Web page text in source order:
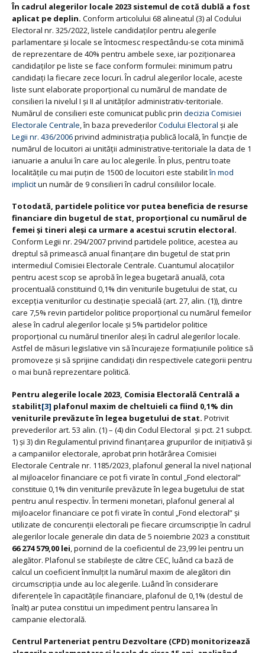
În cadrul alegerilor locale 2023 sistemul de cotă dublă a fost
aplicat pe deplin. Conform articolului 68 alineatul (3) al Codului
Electoral nr. 325/2022, listele candidaților pentru alegerile
parlamentare și locale se întocmesc respectându-se cota minimă
de reprezentare de 40% pentru ambele sexe, iar poziționarea
candidaților pe liste se face conform formulei: minimum patru
candidați la fiecare zece locuri. În cadrul alegerilor locale, aceste
liste sunt elaborate proporțional cu numărul de mandate de
consilieri la nivelul I și II al unităților administrativ-teritoriale.
Numărul de consilieri este comunicat public prin decizia Comisiei
Electorale Centrale, în baza prevederilorCodului Electoral și ale
Legii nr. 436/2006privind administrația publică locală, în funcție de
numărul de locuitori ai unității administrative-teritoriale la data de 1
ianuarie a anului în care au loc alegerile. În plus, pentru toate
localitățile cu mai puțin de 1500 de locuitori este stabilitîn mod
implicitun număr de 9 consilieri în cadrul consiliilor locale.
Totodată, partidele politice vor putea beneficia de resurse
financiare din bugetul de stat, proporțional cu numărul de
femei și tineri aleși ca urmare a acestui scrutin electoral.
Conform Legii nr. 294/2007 privind partidele politice, acestea au
dreptul să primească anual finanțare din bugetul de stat prin
intermediul Comisiei Electorale Centrale. Cuantumul alocațiilor
pentru acest scop se aprobă în legea bugetară anuală, cota
procentuală constituind 0,1% din veniturile bugetului de stat, cu
excepţia veniturilor cu destinaţie specială (art. 27, alin. (1)), dintre
care 7,5% revin partidelor politice proporțional cu numărul femeilor
alese în cadrul alegerilor locale și 5% partidelor politice
proporțional cu numărul tinerilor aleși în cadrul alegerilor locale.
Astfel de măsuri legislative vin să încurajeze formațiunile politice să
promoveze și să sprijine candidați din respectivele categorii pentru
o mai bună reprezentare politică.
Pentru alegerile locale 2023, Comisia Electorală Centrală a
stabilit[3] plafonul maxim de cheltuieli ca fiind 0,1% din
veniturile prevăzute în legea bugetului de stat. Potrivit
prevederilor art. 53 alin. (1) – (4) din Codul Electoral și pct. 21 subpct.
1) și 3) din Regulamentul privind finanțarea grupurilor de inițiativă și
a campaniilor electorale, aprobat prin hotărârea Comisiei
Electorale Centrale nr. 1185/2023, plafonul general la nivel național
al mijloacelor financiare ce pot fi virate în contul „Fond electoral”
constituie 0,1% din veniturile prevăzute în legea bugetului de stat
pentru anul respectiv. În termeni monetari, plafonul general al
mijloacelor financiare ce pot fi virate în contul „Fond electoral” și
utilizate de concurenții electorali pe fiecare circumscripție în cadrul
alegerilor locale generale din data de 5 noiembrie 2023 a constituit
66 274 579,00 lei , pornind de la coeficientul de 23,99 lei pentru un
alegător. Plafonul se stabilește de către CEC, luând ca bază de
calcul un coeficient înmulțit la numărul maxim de alegători din
circumscripția unde au loc alegerile. Luând în considerare
diferențele în capacitățile financiare, plafonul de 0,1% (destul de
înalt) ar putea constitui un impediment pentru lansarea în
campanie electorală.
Centrul Parteneriat pentru Dezvoltare (CPD) monitorizează